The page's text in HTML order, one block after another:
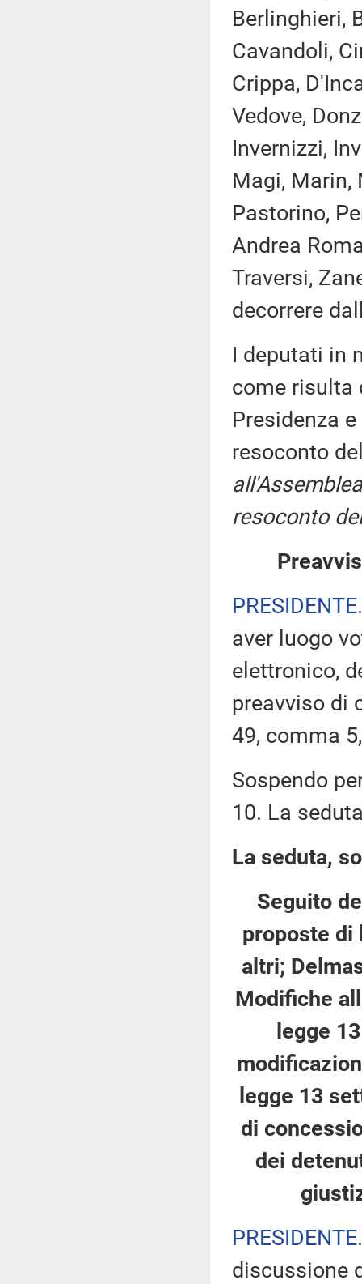
Berlinghieri,
Cavandoli,
Crippa,
Vedove,
Invernizzi,
Magi, Marin,
Pastorino,
Andrea
Traversi,
decorrere
I deputati in
come risulta
Presidenza
resoconto
resoconto
PRESIDENTE
aver luogo
elettronico,
preavviso di
49, comma
Sospendo
10. La
La seduta,
Seguito
proposte di
altri;
Modifiche
legge
legge 13
di
dei
PRESIDENTE
discussione